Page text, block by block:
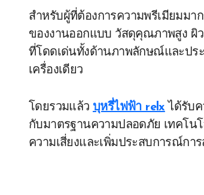
สำหรับผู้ที่ต้องการความพรีเมียมมา
ของงานออกแบบ วัสดุคุณภาพสูง ผิว
ที่โดดเด่นทั้งด้านภาพลักษณ์และปร
เครื่องเดียว
โดยรวมแล้ว บุหรี่ไฟฟ้า relx ได้รับ
กับมาตรฐานความปลอดภัย เทคโ
ความเสี่ยงและเพิ่มประสบการณ์กา